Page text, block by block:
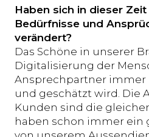
Haben sich in dieser
Bedürfnisse und
verändert?
Das Schöne in unserer
Digitalisierung der
Ansprechpartner immer
und geschätzt wird. Die
Kunden sind die
haben schon immer ein